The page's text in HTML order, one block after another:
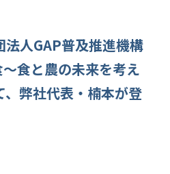
人GAP普及推進機構
食と農の未来を考え
、弊社代表・楠本が登